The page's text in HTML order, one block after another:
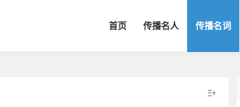
首页 传播名人 传播名词